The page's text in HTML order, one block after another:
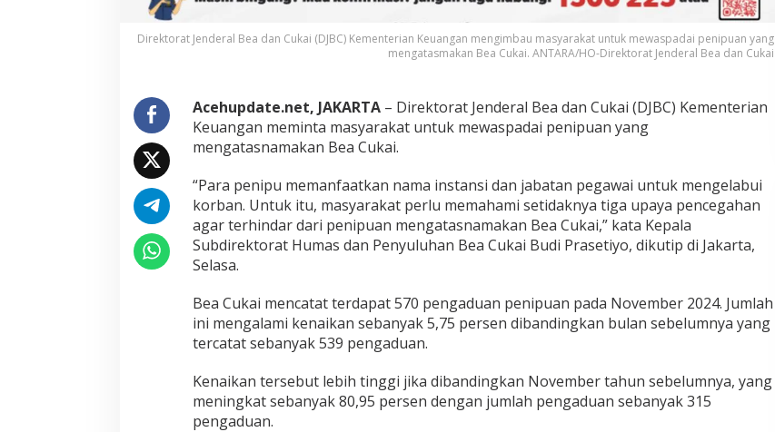
p
a
Direktorat Jenderal Bea dan Cukai (DJBC) Kementerian Keuangan mengimbau masyarakat untuk mewaspadai penipuan yang
mengatasmakan Bea Cukai. ANTARA/HO-Direktorat Jenderal Bea dan Cukai
Acehupdate.net, JAKARTA– Direktorat Jenderal Bea dan Cukai (DJBC) Kementerian
Keuangan meminta masyarakat untuk mewaspadai penipuan yang
mengatasnamakan Bea Cukai.
“Para penipu memanfaatkan nama instansi dan jabatan pegawai untuk mengelabui
korban. Untuk itu, masyarakat perlu memahami setidaknya tiga upaya pencegahan
agar terhindar dari penipuan mengatasnamakan Bea Cukai,” kata Kepala
Subdirektorat Humas dan Penyuluhan Bea Cukai Budi Prasetiyo, dikutip di Jakarta,
Selasa.
Bea Cukai mencatat terdapat 570 pengaduan penipuan pada November 2024. Jumlah
ini mengalami kenaikan sebanyak 5,75 persen dibandingkan bulan sebelumnya yang
tercatat sebanyak 539 pengaduan.
Kenaikan tersebut lebih tinggi jika dibandingkan November tahun sebelumnya, yang
meningkat sebanyak 80,95 persen dengan jumlah pengaduan sebanyak 315
pengaduan.